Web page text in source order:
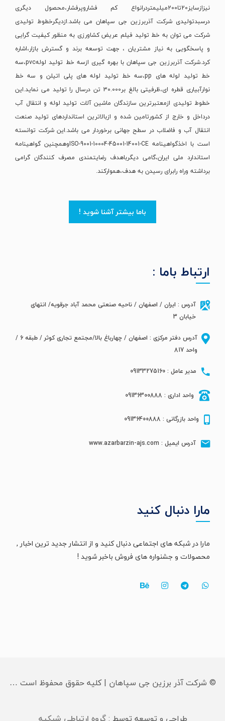
نیزازسایز20تا200میلیمتردرانواع کم فشاروپرفشار،محصول دیگری
درسبدتولیدی شرکت آذربرزین جی سپاهان می باشد.ازدیگرخطوط تولیدی
شرکت می توان به خط تولید فیلم عریض کشاورزی به منظور کیفیت گرایی
و پاسخگویی به نیاز مشتریان ، جهت توسعه برند و گسترش بازار،اشاره
کرد.شرکت آذربرزین جی سپاهان با بهره گیری ازسه خط تولید لولهpvc،سه
خط تولید لوله های pp،سه خط تولید لوله های پلی اتیلن و سه خط
نوارآبیاری قطره ای،ظرفیتی بالغ بر30.000 تن درسال را تولید می نماید.این
خطوط تولیدی ازمعتبرترین سازندگان ماشین آلات تولید لوله و انتقال آب
درداخل و خارج از کشورتامین شده و ازبالاترین استانداردهای تولید صنعت
انتقال آب و فاضلاب در سطح جهانی برخوردار می باشد.این شرکت توانسته
است با اخذگواهینامه ISO-9001-10004-45001-14001-CEوهمچنین گواهینامه
استاندارد ملی ایران،گامی دیگرباهدف رضایتمندی مصرف کنندگان گرامی
برداشته وراه رابرای رسیدن به هدف،هموارکند.
باما بیشتر آشنا شوید !
ارتباط باما :
آدرس : ایران / اصفهان / ناحیه صنعتی محمد آباد جرقویه/ انتهای
خیابان 3
آدرس دفتر مرکزی : اصفهان / چهارباغ بالا/مجتمع تجاری کوثر / طبقه 6 /
واحد 817
مدیر عامل : 09133275160
واحد اداری : 09136300888
واحد بازرگانی : 09136400888
آدرس ایمیل : www.azarbarzin-ajs.com
مارا دنبال کنید
مارا در شبکه های اجتماعی دنبال کنید و از انتشار جدید ترین اخبار ,
محصولات و جشنواره های فروش باخبر شوید !
© شرکت آذر برزین جی سپاهان | کلیه حقوق محفوظ است …